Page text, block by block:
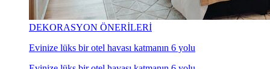
DEKORASYON ÖNERİLERİ
Evinize lüks bir otel havası katmanın 6 yolu